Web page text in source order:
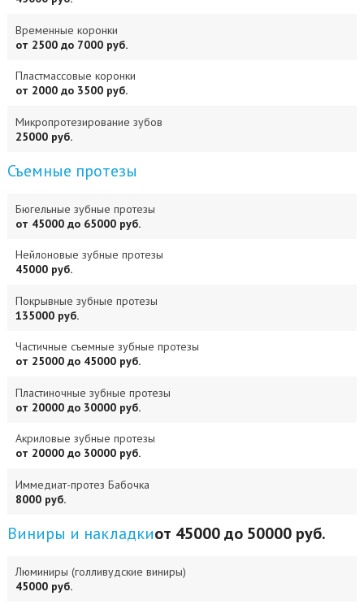
Временные коронки
от 2500 до 7000 руб.
Пластмассовые коронки
от 2000 до 3500 руб.
Микропротезирование зубов
25000 руб.
Съемные протезы
Бюгельные зубные протезы
от 45000 до 65000 руб.
Нейлоновые зубные протезы
45000 руб.
Покрывные зубные протезы
135000 руб.
Частичные съемные зубные протезы
от 25000 до 45000 руб.
Пластиночные зубные протезы
от 20000 до 30000 руб.
Акриловые зубные протезы
от 20000 до 30000 руб.
Иммедиат-протез Бабочка
8000 руб.
Виниры и накладкиот 45000 до 50000 руб.
Люминиры (голливудские виниры)
45000 руб.